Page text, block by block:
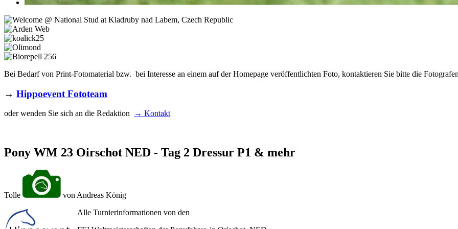
Bei Bedarf von Print-Fotomaterial bzw. bei Interesse an einem auf der Homepage veröffentlichten Foto, kontaktieren Sie bitte die
→ Hippoevent Fototeam
oder wenden Sie sich an die Redaktion → Kontakt
Pony WM 23 Oirschot NED - Tag 2 Dressur P1 & mehr
Tolle
von Andreas König
Alle Turnierinformationen von den